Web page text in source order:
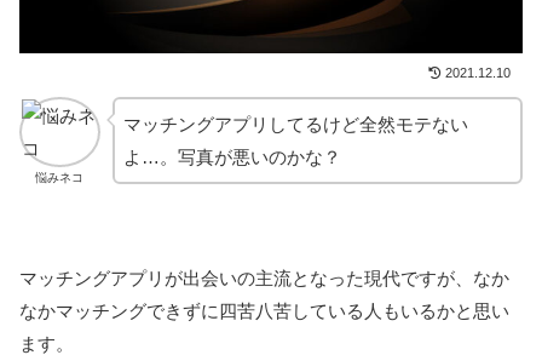
2021.12.10
悩みネコ
マッチングアプリしてるけど全然モテない
よ…。写真が悪いのかな？
マッチングアプリが出会いの主流となった現代ですが、なか
なかマッチングできずに四苦八苦している人もいるかと思い
ます。